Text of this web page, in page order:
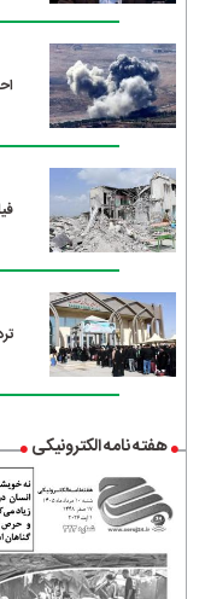
هفته نامه الکترونیکی